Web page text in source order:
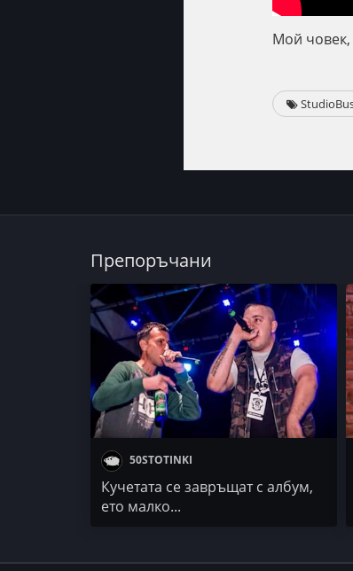
Мой човек,
Препоръчани
50STOTINKI
Кучетата се завръщат с албум,
ето малко...